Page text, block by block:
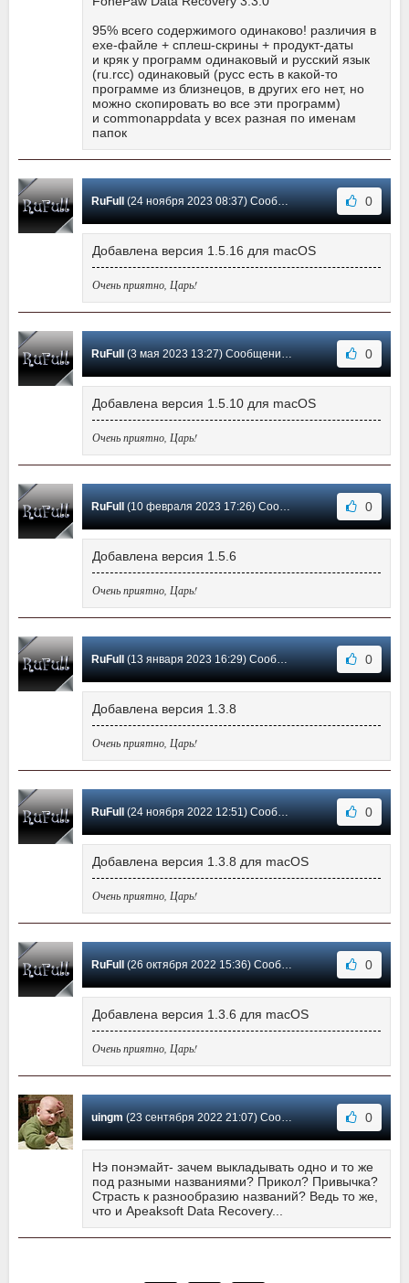
95% всего содержимого одинаково! различия в
ехе-файле + сплеш-скрины + продукт-даты
и кряк у программ одинаковый и русский язык
(ru.rcc) одинаковый (русс есть в какой-то
программе из близнецов, в других его нет, но
можно скопировать во все эти программ)
и commonappdata у всех разная по именам
папок
RuFull (24 ноября 2023 08:37) Сообщение #25 0
Добавлена версия 1.5.16 для macOS
Очень приятно, Царь!
RuFull (3 мая 2023 13:27) Сообщение #24 0
Добавлена версия 1.5.10 для macOS
Очень приятно, Царь!
RuFull (10 февраля 2023 17:26) Сообщение #23 0
Добавлена версия 1.5.6
Очень приятно, Царь!
RuFull (13 января 2023 16:29) Сообщение #22 0
Добавлена версия 1.3.8
Очень приятно, Царь!
RuFull (24 ноября 2022 12:51) Сообщение #21 0
Добавлена версия 1.3.8 для macOS
Очень приятно, Царь!
RuFull (26 октября 2022 15:36) Сообщение #20 0
Добавлена версия 1.3.6 для macOS
Очень приятно, Царь!
uingm(23 сентября 2022 21:07) Сообщение #19 0
Нэ понэмайт- зачем выкладывать одно и то же
под разными названиями? Прикол? Привычка?
Страсть к разнообразию названий? Ведь то же,
что и Apeaksoft Data Recovery...